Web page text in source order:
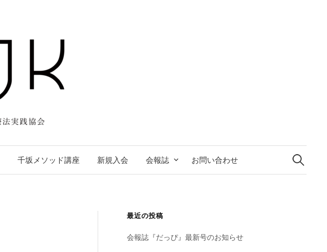
千坂メソッド講座 新規入会 会報誌 お問い合わせ
検
索:
最近の投稿
会報誌『だっぴ』最新号のお知らせ